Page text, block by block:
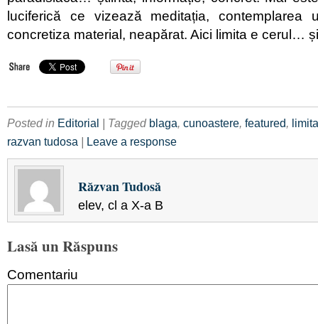
luciferică ce vizează meditația, contemplarea
concretiza material, neapărat. Aici limita e cerul…
Posted in Editorial | Tagged blaga, cunoastere, featured, limita
razvan tudosa | Leave a response
Răzvan Tudosă
elev, cl a X-a B
Lasă un Răspuns
Comentariu